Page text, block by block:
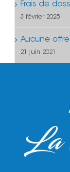
Frais de
3 février 2025
Aucune
21 juin 2021